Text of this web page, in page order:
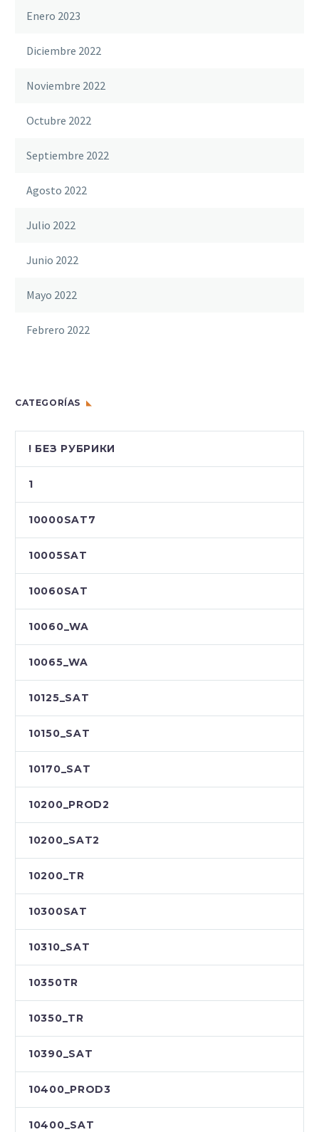
Enero 2023
Diciembre 2022
Noviembre 2022
Octubre 2022
Septiembre 2022
Agosto 2022
Julio 2022
Junio 2022
Mayo 2022
Febrero 2022
CATEGORÍAS
! БЕЗ РУБРИКИ
1
10000SAT7
10005SAT
10060SAT
10060_WA
10065_WA
10125_SAT
10150_SAT
10170_SAT
10200_PROD2
10200_SAT2
10200_TR
10300SAT
10310_SAT
10350TR
10350_TR
10390_SAT
10400_PROD3
10400_SAT